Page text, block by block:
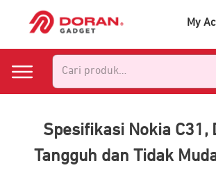
My
Spesifikasi Nokia C31,
Tangguh dan Tidak